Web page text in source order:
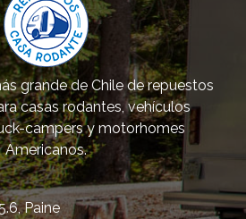
grande de Chile de repuestos
casas rodantes, vehículos
campers y motorhomes
Americanos.
Paine